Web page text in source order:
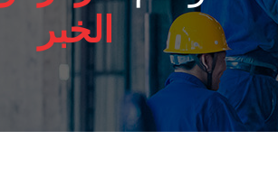
الخبر